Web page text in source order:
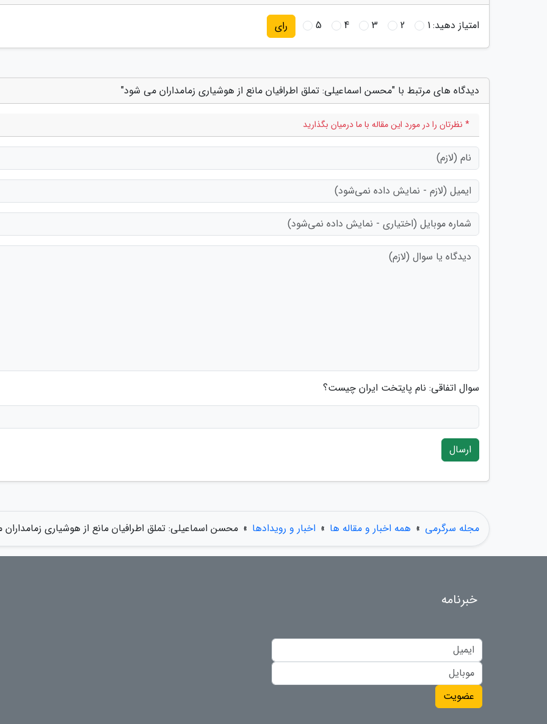
امتیاز دهید:1
2
3
4
5 رای
دیدگاه های مرتبط با "محسن اسماعیلی: تملق اطرافیان مانع از هوشیاری زمامداران می شود"
* نظرتان را در مورد این مقاله با ما درمیان بگذارید
سوال اتفاقی: نام پایتخت ایران چیست؟
ارسال
مجله سرگرمی » همه اخبار و مقاله ها » اخبار و رویدادها » محسن اسماعیلی: تملق اطرافیان مانع از هوشیاری
خبرنامه
عضویت